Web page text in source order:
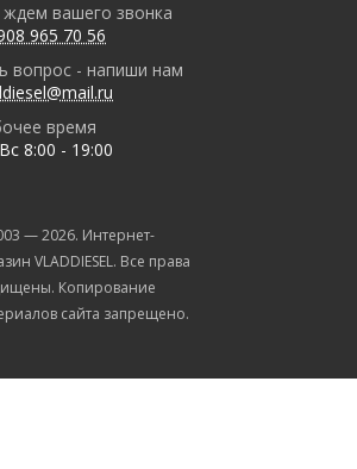
вашего звонка
965 70 56
вопрос - напиши нам
время
8:00 - 19:00
—2026. Интернет-
VLADDIESEL. Все права
Копирование
сайта запрещено.